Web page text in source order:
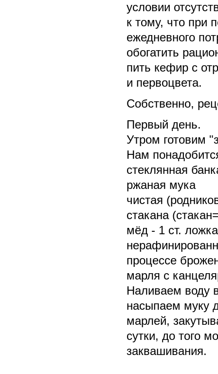
условии
к тому, что при
ежедневного
обогатить
пить кефир с
и первоцвета.
Собственно,
Первый день.
Утром готовим
Нам
стеклянная
ржаная мука
чистая
стакана
мёд - 1 ст.
процессе
марля с
Наливаем воду
насыпаем муку
марлей,
сутки, до того
заквашивания.